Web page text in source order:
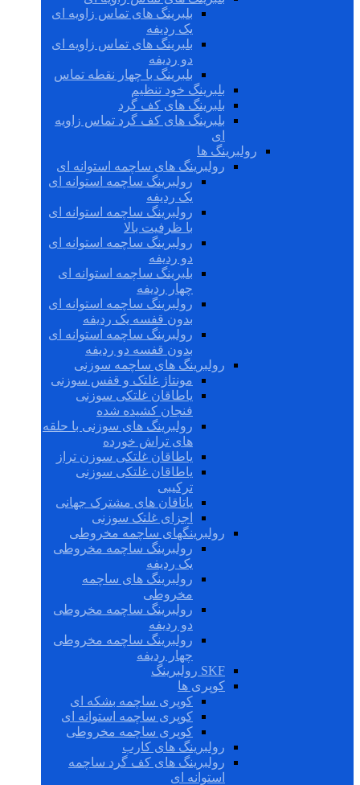
بلبرینگ های تماس زاویه ای
یک ردیفه
بلبرینگ های تماس زاویه ای
دو ردیفه
بلبرینگ با چهار نقطه تماس
بلبرینگ خود تنظیم
بلبرینگ های کف گرد
بلبرینگ های کف گرد تماس زاویه
ای
رولبرینگ ها
رولبرینگ های ساچمه استوانه ای
رولبرینگ ساچمه استوانه ای
یک ردیفه
رولبرینگ ساچمه استوانه ای
با ظرفیت بالا
رولبرینگ ساچمه استوانه ای
دو ردیفه
بلبرینگ ساچمه استوانه ای
چهار ردیفه
رولبرینگ ساچمه استوانه ای
بدون قفسه یک ردیفه
رولبرینگ ساچمه استوانه ای
بدون قفسه دو ردیفه
رولبرینگ های ساچمه سوزنی
مونتاژ غلتک و قفس سوزنی
یاطاقان غلتکی سوزنی
فنجان کشیده شده
رولبرینگ های سوزنی با حلقه
های تراش خورده
یاطاقان غلتکی سوزن تراز
یاطاقان غلتکی سوزنی
ترکیبی
یاتاقان های مشترک جهانی
اجزای غلتک سوزنی
رولبرینگهای ساچمه مخروطی
رولبرینگ ساچمه مخروطی
یک ردیفه
رولبرینگ های ساچمه
مخروطی
رولبرینگ ساچمه مخروطی
دو ردیفه
رولبرینگ ساچمه مخروطی
چهار ردیفه
SKF رولبرینگ
کوپری ها
کوپری ساچمه بشکه ای
کوپری ساچمه استوانه ای
کوپری ساچمه مخروطی
رولبرینگ های کارب
رولبرینگ های کف گرد ساچمه
استوانه ای